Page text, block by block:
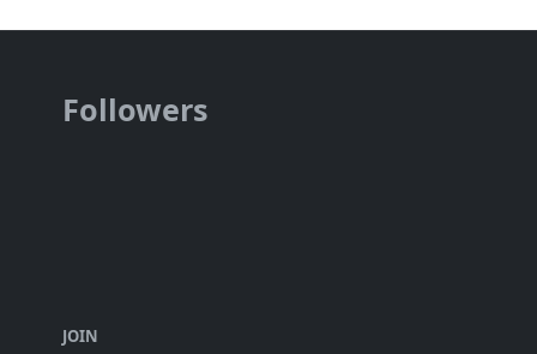
Followers
JOIN